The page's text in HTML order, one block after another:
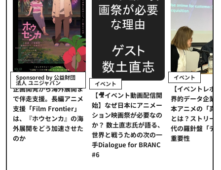
Sponsored by 公益財団
法人 ユニジャパン
企画開発から海外展開ま
で伴走支援。長編アニメ
支援「Film Frontier」
は、『ホウセンカ』の海
外展開をどう加速させた
のか
イベント
【🎥イベント動画配信開
始】なぜ日本にアニメー
ション映画祭が必要なの
か？ 数土直志氏が語る、
世界と戦うための次の一
手Dialogue for BRANC
#6
イベント
【イベントレポ
界的データ企業
本アニメの「真
とは？ストリー
代の羅針盤「デ
重要性